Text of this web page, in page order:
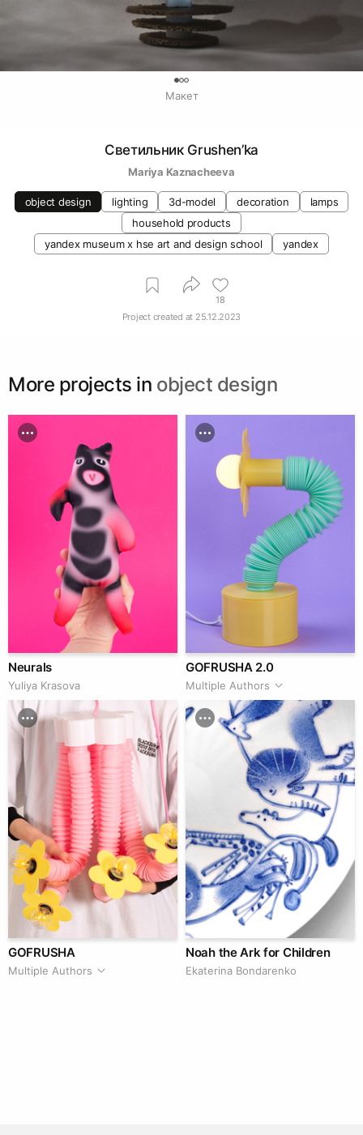
Макет
Светильник Grushen’ka
Mariya Kaznacheeva
object design lighting 3d-model decoration
lamps
household products
yandex museum х hse art and design school
yandex
18
Project created at 25.12.2023
More projects in object design
Neurals
Yuliya Krasova
GOFRUSHA 2.0
Multiple Authors
GOFRUSHA
Multiple Authors
Noah the Ark for Children
Ekaterina Bondarenko